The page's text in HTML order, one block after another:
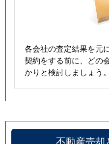
各会社の査定結果を元
契約をする前に、どの
かりと検討しましょう。
不動産売却